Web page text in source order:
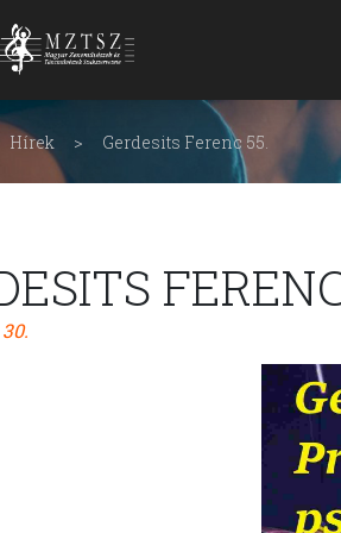
FELIRATKOZÁS
Hírek Gerdesits Ferenc 55.